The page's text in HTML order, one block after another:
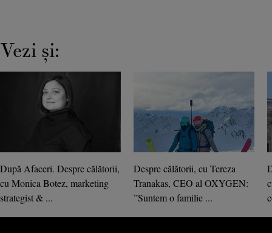
Vezi şi:
După Afaceri. Despre călătorii,
cu Monica Botez, marketing
strategist & ...
Despre călătorii, cu Tereza
Tranakas, CEO al OXYGEN:
”Suntem o familie ...